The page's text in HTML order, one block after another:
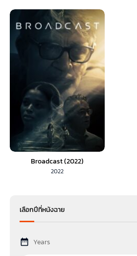
Broadcast (2022)
2022
เลือกปีที่หนังฉาย
Years